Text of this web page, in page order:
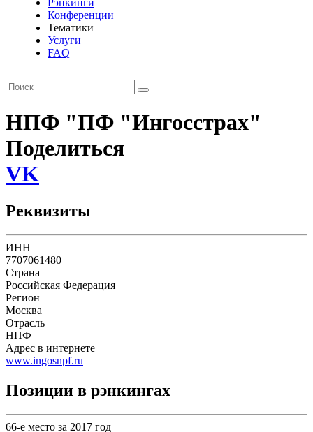
Рэнкинги
Конференции
Тематики
Услуги
FAQ
НПФ "ПФ "Ингосстрах"
Поделиться
VK
Реквизиты
ИНН
7707061480
Страна
Российская Федерация
Регион
Москва
Отрасль
НПФ
Адрес в интернете
www.ingosnpf.ru
Позиции в рэнкингах
66-е место за 2017 год